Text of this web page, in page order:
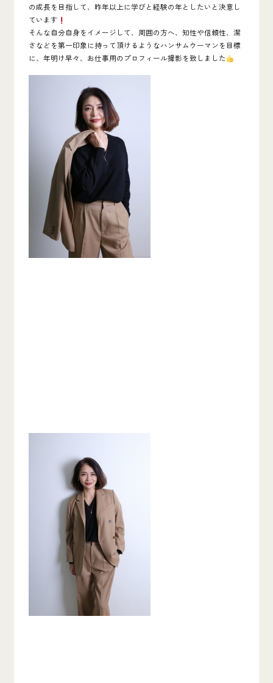
の成長を目指して、昨年以上に学びと経験の年としたいと決意し
ています
そんな自分自身をイメージして、周囲の方へ、 知性や信頼性、 潔
さなどを第一印象に持って頂けるようなハンサムウーマンを目標
に、年明け早々、お仕事用のプロフィール撮影を致しました